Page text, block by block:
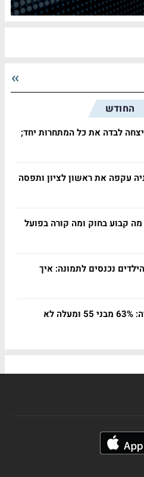
החודש
לבדה את כל המתחרות יחד;
עקפה את ראשון לציון ותפסה
קבוע בחוק ומה קורה בפועל
נכנסים לתמונה: איך
אמריקה יוצאת לפנסיה: 63% מבני 55 ומעלה לא